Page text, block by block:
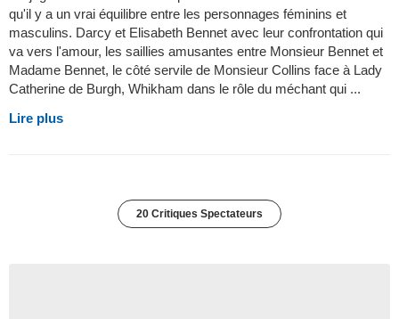
qu'il y a un vrai équilibre entre les personnages féminins et
masculins. Darcy et Elisabeth Bennet avec leur confrontation qui
va vers l'amour, les saillies amusantes entre Monsieur Bennet et
Madame Bennet, le côté servile de Monsieur Collins face à Lady
Catherine de Burgh, Whikham dans le rôle du méchant qui ...
Lire plus
20 Critiques Spectateurs